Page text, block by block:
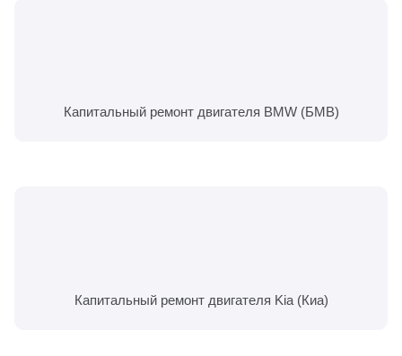
Капитальный ремонт двигателя BMW (БМВ)
Капитальный ремонт двигателя Kia (Киа)